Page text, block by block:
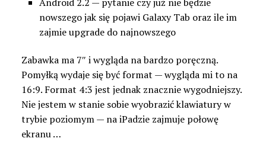
nowszego jak się pojawi Galaxy Tab oraz ile im
zajmie upgrade do najnowszego
Zabawka ma 7″ i wygląda na bardzo poręczną.
Pomyłką wydaje się być format — wygląda mi to na
16:9. Format 4:3 jest jednak znacznie wygodniejszy.
Nie jestem w stanie sobie wyobrazić klawiatury w
trybie poziomym — na iPadzie zajmuje połowę
ekranu …